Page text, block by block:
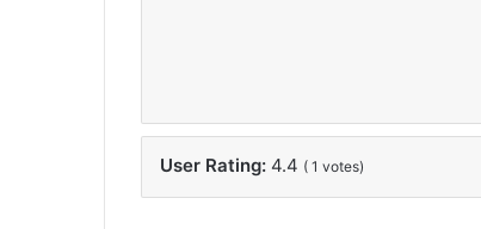
User Rating: 4.4 ( 1 votes)